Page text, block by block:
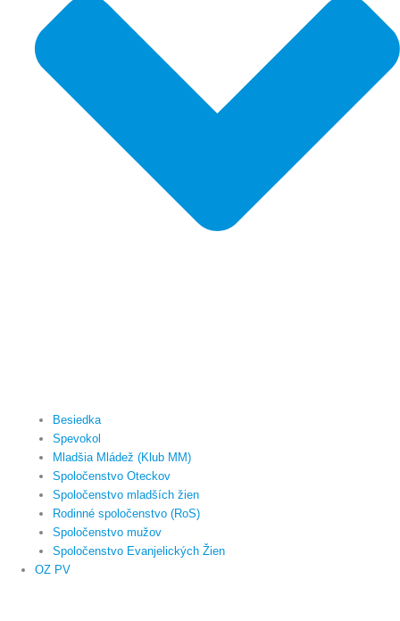
Besiedka
Spevokol
Mladšia Mládež (Klub MM)
Spoločenstvo Oteckov
Spoločenstvo mladších žien
Rodinné spoločenstvo (RoS)
Spoločenstvo mužov
Spoločenstvo Evanjelických Žien
OZ PV